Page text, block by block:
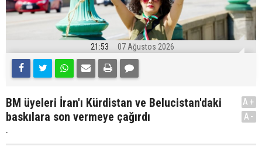
21:53 07 Ağustos 2026
BM üyeleri İran'ı Kürdistan ve Belucistan'daki
baskılara son vermeye çağırdı
.
A+
A-